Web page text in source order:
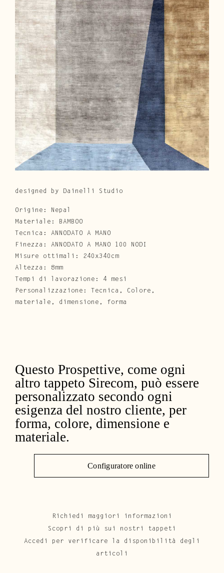
Cura e Manutenzione
Customer Service
Downloads
Area Riservata
IT | EN
designed by Dainelli Studio
Origine: Nepal
Materiale: BAMBOO
Tecnica: ANNODATO A MANO
Finezza: ANNODATO A MANO 100 NODI
Misure ottimali: 240x340cm
Altezza: 8mm
Tempi di lavorazione: 4 mesi
Personalizzazione: Tecnica, Colore,
materiale, dimensione, forma
Questo Prospettive, come ogni
altro tappeto Sirecom, può essere
personalizzato secondo ogni
esigenza del nostro cliente, per
forma, colore, dimensione e
materiale.
Configuratore online
Richiedi maggiori informazioni
Scopri di più sui nostri tappeti
Accedi per verificare la disponibilità degli
articoli